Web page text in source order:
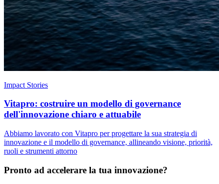
Impact Stories
Vitapro: costruire un modello di governance
dell'innovazione chiaro e attuabile
Abbiamo lavorato con Vitapro per progettare la sua strategia di
innovazione e il modello di governance, allineando visione, priorità,
ruoli e strumenti attorno
Pronto ad accelerare la tua innovazione?